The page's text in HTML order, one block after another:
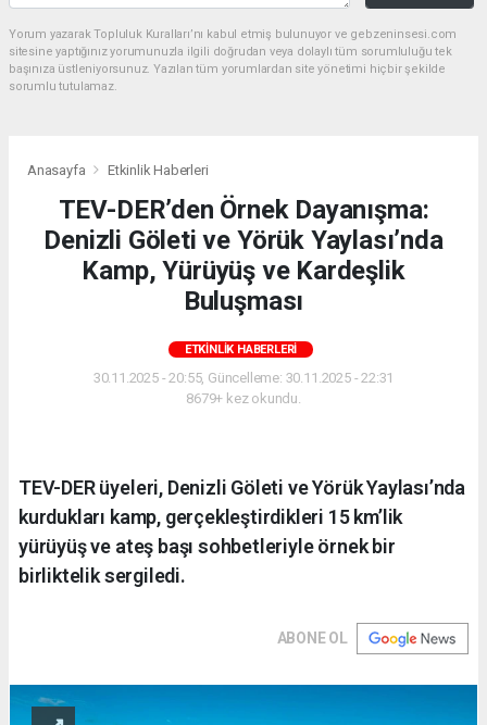
Yorum yazarak Topluluk Kuralları’nı kabul etmiş bulunuyor ve gebzeninsesi.com
sitesine yaptığınız yorumunuzla ilgili doğrudan veya dolaylı tüm sorumluluğu tek
başınıza üstleniyorsunuz. Yazılan tüm yorumlardan site yönetimi hiçbir şekilde
sorumlu tutulamaz.
Anasayfa Etkinlik Haberleri
TEV-DER’den Örnek Dayanışma:
Denizli Göleti ve Yörük Yaylası’nda
Kamp, Yürüyüş ve Kardeşlik
Buluşması
ETKINLIK HABERLERI
30.11.2025 - 20:55, Güncelleme: 30.11.2025 - 22:31
8679+ kez okundu.
TEV-DER üyeleri, Denizli Göleti ve Yörük Yaylası’nda
kurdukları kamp, gerçekleştirdikleri 15 km’lik
yürüyüş ve ateş başı sohbetleriyle örnek bir
birliktelik sergiledi.
ABONE OL